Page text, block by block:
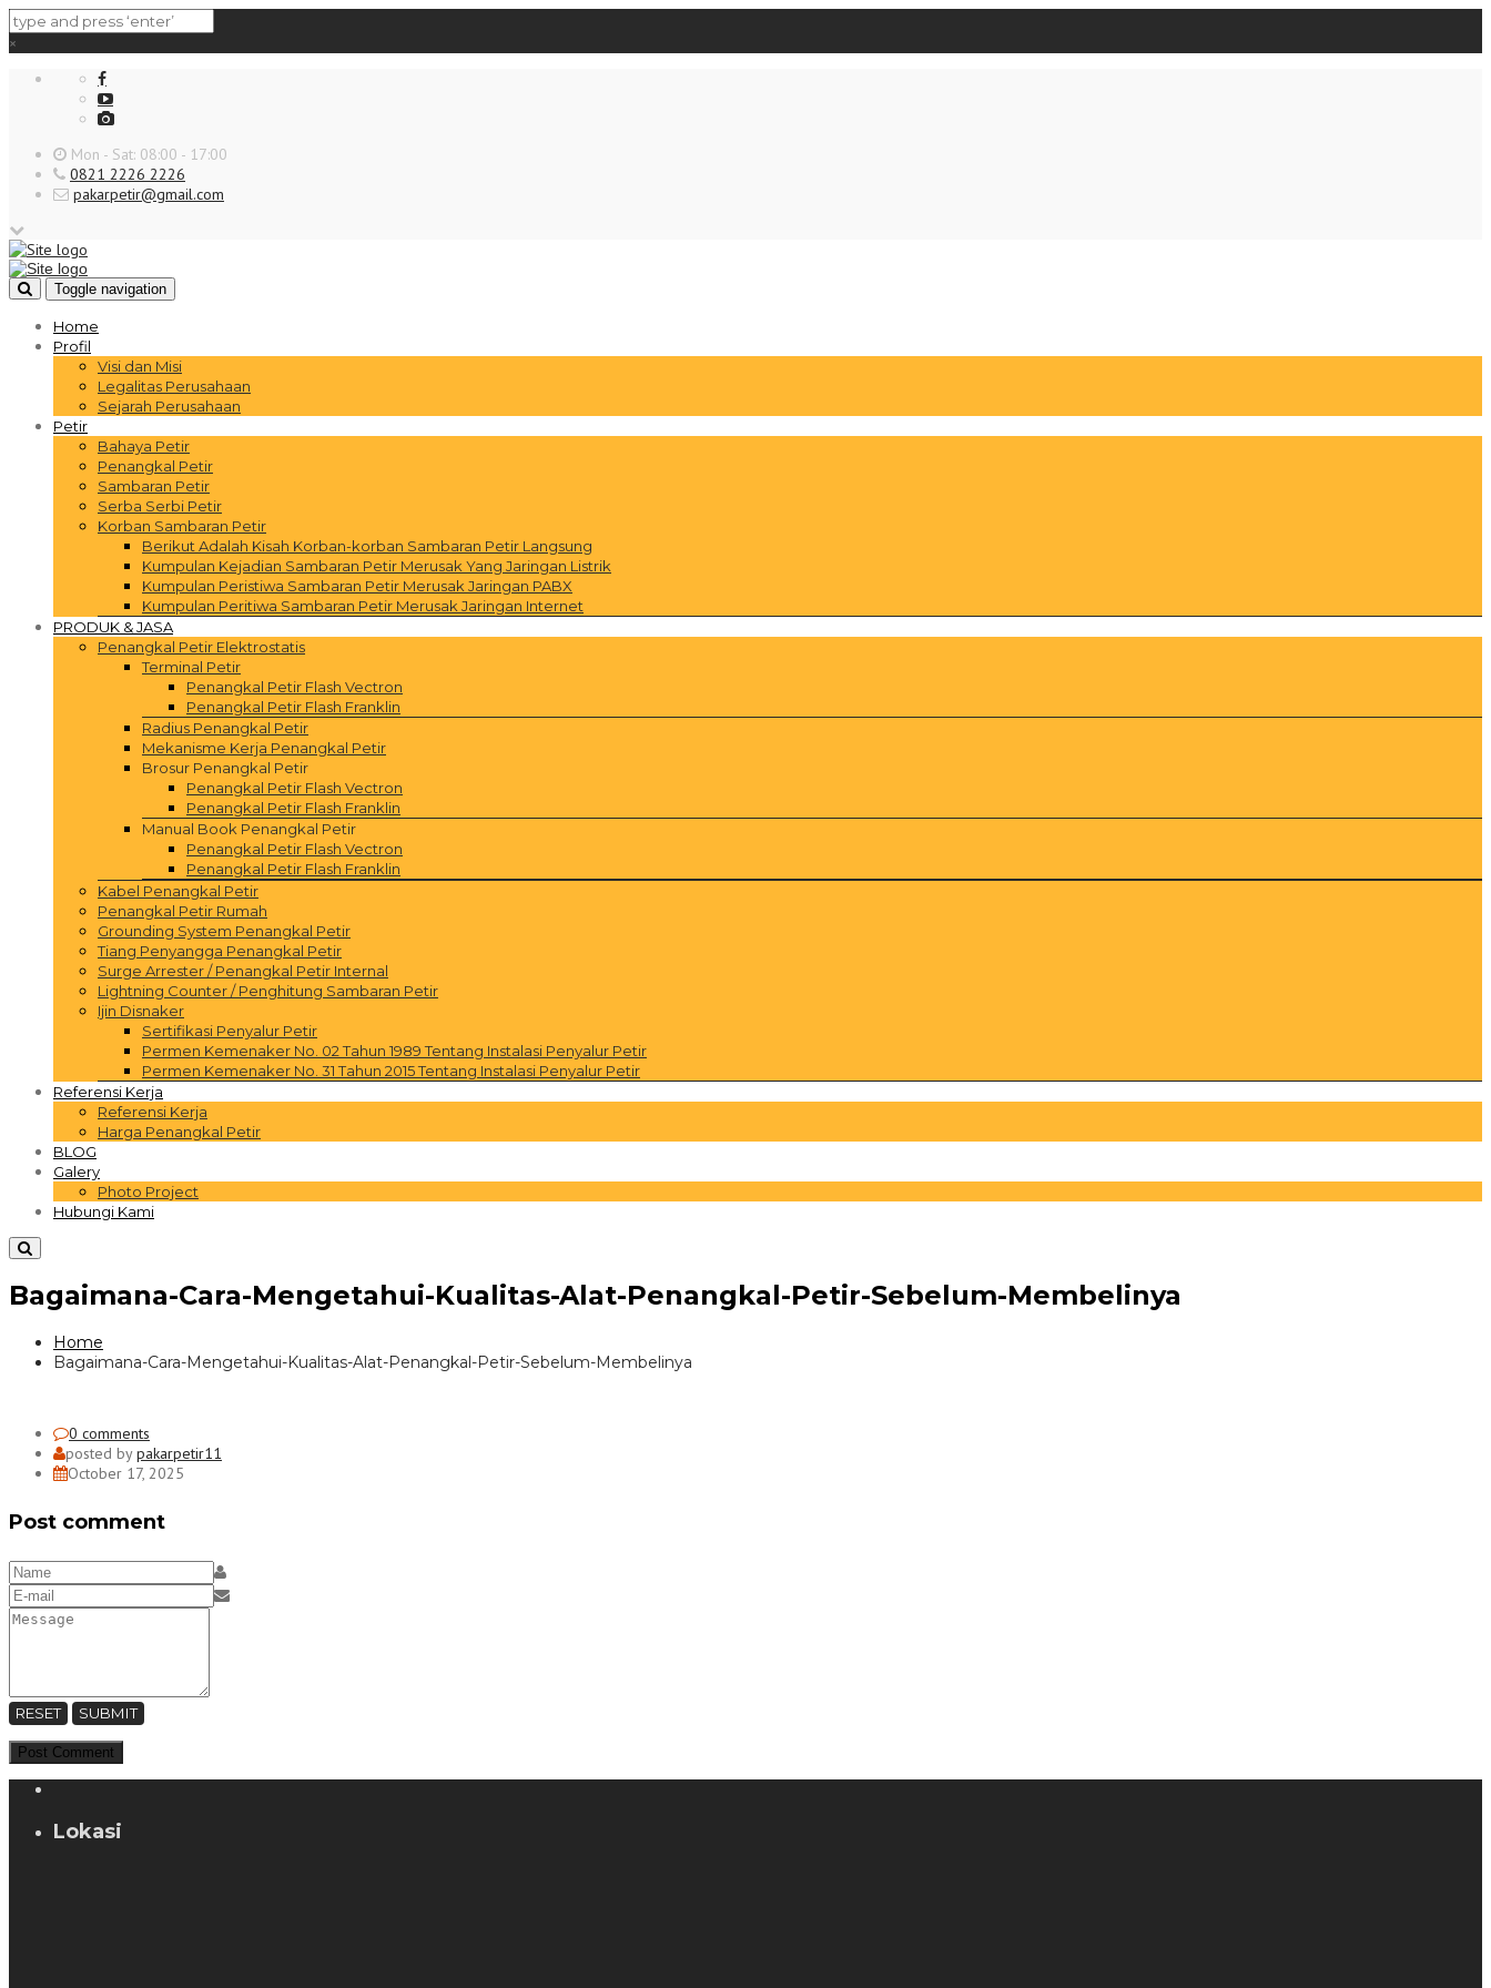
×
Mon - Sat: 08:00 - 17:00
0821 2226 2226
pakarpetir@gmail.com
Toggle navigation
Home
Profil
Visi dan Misi
Legalitas Perusahaan
Sejarah Perusahaan
Petir
Bahaya Petir
Penangkal Petir
Sambaran Petir
Serba Serbi Petir
Korban Sambaran Petir
Berikut Adalah Kisah Korban-korban Sambaran Petir Langsung
Kumpulan Kejadian Sambaran Petir Merusak Yang Jaringan Listrik
Kumpulan Peristiwa Sambaran Petir Merusak Jaringan PABX
Kumpulan Peritiwa Sambaran Petir Merusak Jaringan Internet
PRODUK & JASA
Penangkal Petir Elektrostatis
Terminal Petir
Penangkal Petir Flash Vectron
Penangkal Petir Flash Franklin
Radius Penangkal Petir
Mekanisme Kerja Penangkal Petir
Brosur Penangkal Petir
Penangkal Petir Flash Vectron
Penangkal Petir Flash Franklin
Manual Book Penangkal Petir
Penangkal Petir Flash Vectron
Penangkal Petir Flash Franklin
Kabel Penangkal Petir
Penangkal Petir Rumah
Grounding System Penangkal Petir
Tiang Penyangga Penangkal Petir
Surge Arrester / Penangkal Petir Internal
Lightning Counter / Penghitung Sambaran Petir
Ijin Disnaker
Sertifikasi Penyalur Petir
Permen Kemenaker No. 02 Tahun 1989 Tentang Instalasi Penyalur Petir
Permen Kemenaker No. 31 Tahun 2015 Tentang Instalasi Penyalur Petir
Referensi Kerja
Referensi Kerja
Harga Penangkal Petir
BLOG
Galery
Photo Project
Hubungi Kami
Bagaimana-Cara-Mengetahui-Kualitas-Alat-Penangkal-Petir-Sebelum-Membelinya
Home
Bagaimana-Cara-Mengetahui-Kualitas-Alat-Penangkal-Petir-Sebelum-Membelinya
0 comments
posted bypakarpetir11
October 17, 2025
Post comment
RESET SUBMIT
Lokasi